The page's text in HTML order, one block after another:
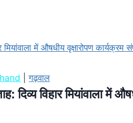
|गढ़वाल
विहार मियांवाला में